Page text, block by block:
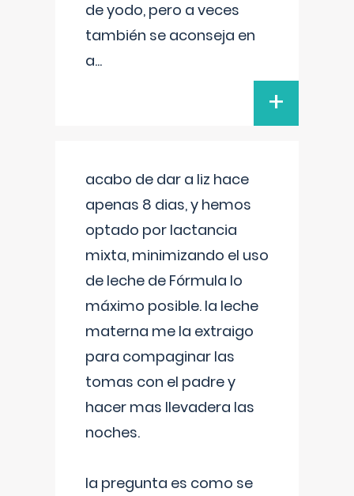
de yodo, pero a veces
también se aconseja en
a...
+
acabo de dar a liz hace
apenas 8 dias, y hemos
optado por lactancia
mixta, minimizando el uso
de leche de Fórmula lo
máximo posible. la leche
materna me la extraigo
para compaginar las
tomas con el padre y
hacer mas llevadera las
noches.
la pregunta es como se